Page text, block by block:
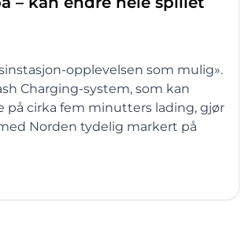
opplevelsen som mulig».
Charging-system, som kan
cirka fem minutters lading, gjør
Norden tydelig markert på